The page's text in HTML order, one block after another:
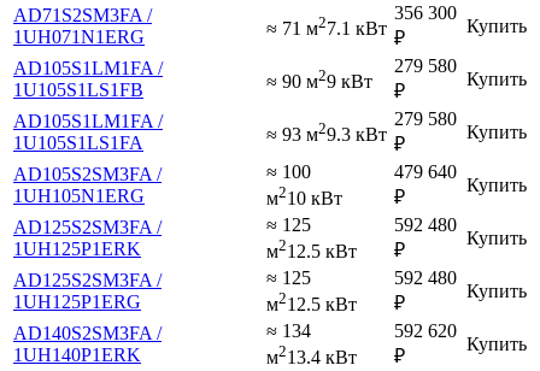
AD71S2SM3FA /
1UH071N1ERG
≈ 71 м27.1 кВт
356 300
₽
Купить
AD105S1LM1FA /
1U105S1LS1FB
≈ 90 м29 кВт
279 580
₽
Купить
AD105S1LM1FA /
1U105S1LS1FA
≈ 93 м29.3 кВт
279 580
₽
Купить
AD105S2SM3FA /
1UH105N1ERG
≈ 100
м210 кВт
479 640
₽
Купить
AD125S2SM3FA /
1UH125P1ERK
≈ 125
м212.5 кВт
592 480
₽
Купить
AD125S2SM3FA /
1UH125P1ERG
≈ 125
м212.5 кВт
592 480
₽
Купить
AD140S2SM3FA /
1UH140P1ERK
≈ 134
м213.4 кВт
592 620
₽
Купить